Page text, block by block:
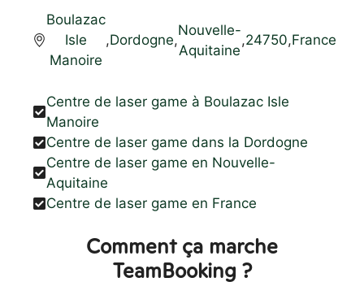
Boulazac
Isle
Manoire
,Dordogne,
Nouvelle-
Aquitaine
,24750,France
Centre de laser game à Boulazac Isle
Manoire
Centre de laser game dans la Dordogne
Centre de laser game en Nouvelle-
Aquitaine
Centre de laser game en France
Comment ça marche
TeamBooking ?